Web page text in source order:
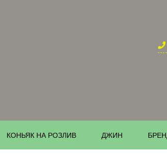
КОНЬЯК НА РОЗЛИВ ДЖИН